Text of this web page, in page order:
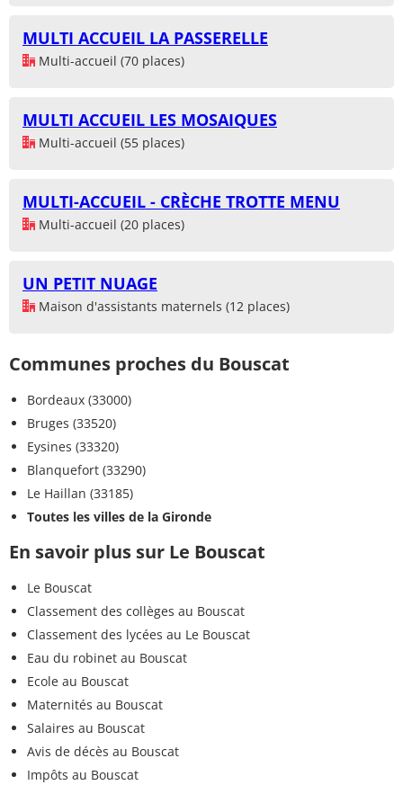
MULTI ACCUEIL LA PASSERELLE
Multi-accueil (70 places)
MULTI ACCUEIL LES MOSAIQUES
Multi-accueil (55 places)
MULTI-ACCUEIL - CRÈCHE TROTTE MENU
Multi-accueil (20 places)
UN PETIT NUAGE
Maison d'assistants maternels (12 places)
Communes proches du Bouscat
Bordeaux (33000)
Bruges (33520)
Eysines (33320)
Blanquefort (33290)
Le Haillan (33185)
Toutes les villes de la Gironde
En savoir plus sur Le Bouscat
Le Bouscat
Classement des collèges au Bouscat
Classement des lycées au Le Bouscat
Eau du robinet au Bouscat
Ecole au Bouscat
Maternités au Bouscat
Salaires au Bouscat
Avis de décès au Bouscat
Impôts au Bouscat